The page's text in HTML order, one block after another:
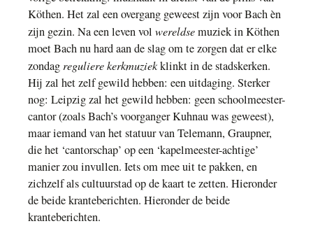
Köthen. Het zal een overgang geweest zijn voor Bach èn
zijn gezin. Na een leven vol wereldsemuziek in Köthen
moet Bach nu hard aan de slag om te zorgen dat er elke
zondagreguliere kerkmuziekklinkt in de stadskerken.
Hij zal het zelf gewild hebben: een uitdaging. Sterker
nog: Leipzig zal het gewild hebben: geen schoolmeester-
cantor (zoals Bach’s voorganger Kuhnau was geweest),
maar iemand van het statuur van Telemann, Graupner,
die het ‘cantorschap’ op een ‘kapelmeester-achtige’
manier zou invullen. Iets om mee uit te pakken, en
zichzelf als cultuurstad op de kaart te zetten. Hieronder
de beide kranteberichten. Hieronder de beide
kranteberichten.